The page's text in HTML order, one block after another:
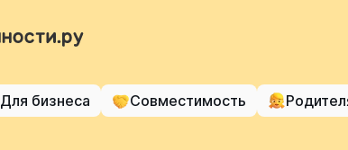
Для бизнеса Совместимость